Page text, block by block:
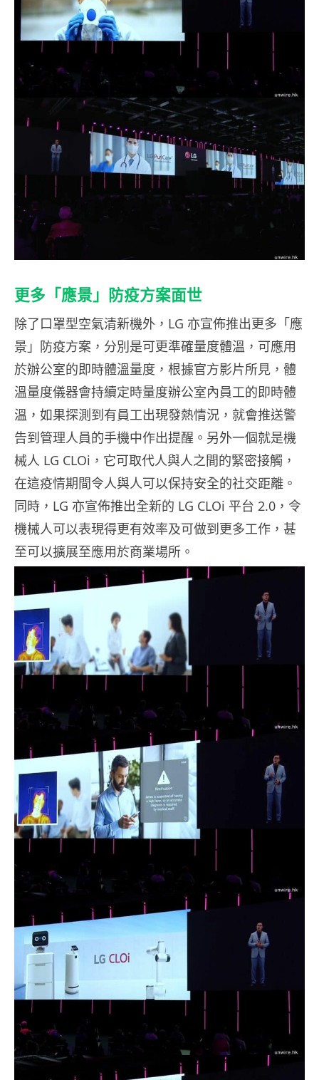
更多「應景」防疫方案面世
除了口罩型空氣清新機外，LG 亦宣佈推出更多「應
景」防疫方案，分別是可更準確量度體溫，可應用
於辦公室的即時體溫量度，根據官方影片所見，體
溫量度儀器會持續定時量度辦公室內員工的即時體
溫，如果探測到有員工出現發熱情況，就會推送警
告到管理人員的手機中作出提醒。另外一個就是機
械人 LG CLOi，它可取代人與人之間的緊密接觸，
在這疫情期間令人與人可以保持安全的社交距離。
同時，LG 亦宣佈推出全新的 LG CLOi 平台 2.0，令
機械人可以表現得更有效率及可做到更多工作，甚
至可以擴展至應用於商業場所。